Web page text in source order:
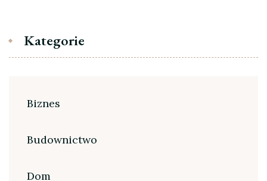
Kategorie
Biznes
Budownictwo
Dom